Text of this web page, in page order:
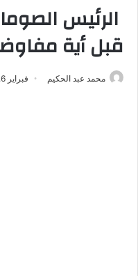
الرئيس
قبل أية
محمد عبد الحكيم فبراير 6, 2024